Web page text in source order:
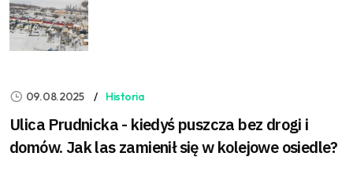
09.08.2025 Historia
Ulica Prudnicka - kiedyś puszcza bez drogi i
domów. Jak las zamienił się w kolejowe osiedle?